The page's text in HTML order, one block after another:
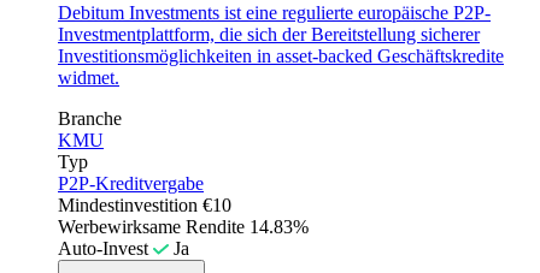
Debitum Investments ist eine regulierte europäische P2P-
Investmentplattform, die sich der Bereitstellung sicherer
Investitionsmöglichkeiten in asset-backed Geschäftskredite
widmet.
Branche
KMU
Typ
P2P-Kreditvergabe
Mindestinvestition €10
Werbewirksame Rendite 14.83%
Auto-Invest
Ja